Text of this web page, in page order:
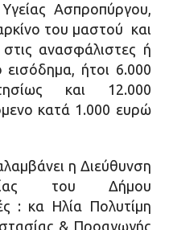
Ασπροπύργου,
του μαστού και
ανασφάλιστες ή
ήτοι 6.000
και 12.000
κατά 1.000 ευρώ
η Διεύθυνση
του Δήμου
: κα Ηλία Πολυτίμη
& Προαγωγής